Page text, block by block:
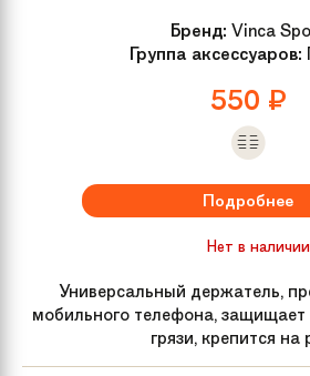
Бренд: Vinca
Группа аксессуаров:
550 ₽
Подробнее
Нет в наличии
Универсальный держатель,
мобильного телефона,
грязи, крепится на